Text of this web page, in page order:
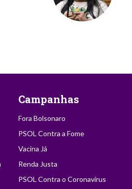
Campanhas
Fora Bolsonaro
PSOL Contra a Fome
Vacina Já
Renda Justa
PSOL Contra o Coronavírus